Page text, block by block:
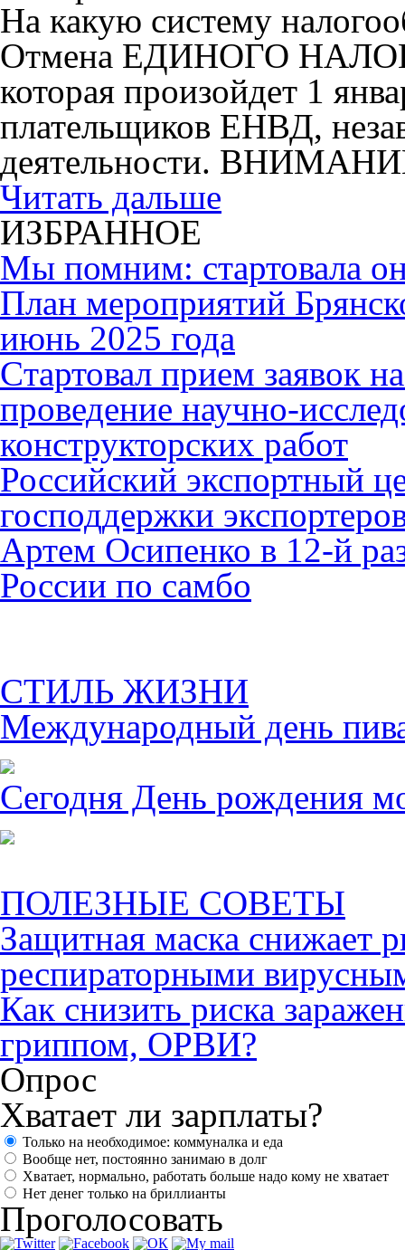
На какую систему
Отмена ЕДИНОГО
которая произойдет 1
плательщиков ЕНВД,
деятельности.
Читать дальше
ИЗБРАННОЕ
Мы помним: стартовала
План мероприятий
июнь 2025 года
Cтартовал прием заявок
проведение научно-
конструкторских работ
Российский экспортный
господдержки
Артем Осипенко в 12-й
России по самбо
СТИЛЬ ЖИЗНИ
Международный день
Сегодня День рождения
ПОЛЕЗНЫЕ СОВЕТЫ
Защитная маска снижает
респираторными
Как снизить риска
гриппом, ОРВИ?
Опрос
Хватает ли зарплаты?
Только на необходимое: коммуналка и еда
Вообще нет, постоянно занимаю в долг
Хватает, нормально, работать больше надо кому не хватает
Нет денег только на бриллианты
Проголосовать